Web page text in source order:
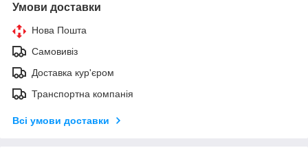
Умови доставки
Нова Пошта
Самовивіз
Доставка кур'єром
Транспортна компанія
Всі умови доставки